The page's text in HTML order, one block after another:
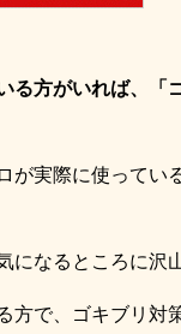
る方がいれば、「
が実際に使ってい
になるところに沢
方で、ゴキブリ対